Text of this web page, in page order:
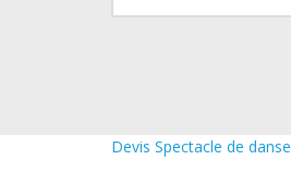
Devis Spectacle de danse